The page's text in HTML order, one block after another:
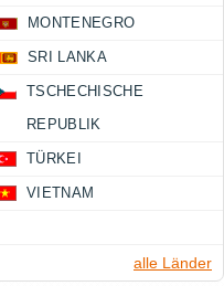
MONTENEGRO
SRI LANKA
TSCHECHISCHE
REPUBLIK
TÜRKEI
VIETNAM
alle Länder